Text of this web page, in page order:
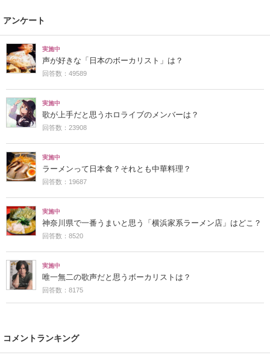
アンケート
実施中
声が好きな「日本のボーカリスト」は？
回答数：49589
実施中
歌が上手だと思うホロライブのメンバーは？
回答数：23908
実施中
ラーメンって日本食？それとも中華料理？
回答数：19687
実施中
神奈川県で一番うまいと思う「横浜家系ラーメン店」はどこ？
回答数：8520
実施中
唯一無二の歌声だと思うボーカリストは？
回答数：8175
コメントランキング